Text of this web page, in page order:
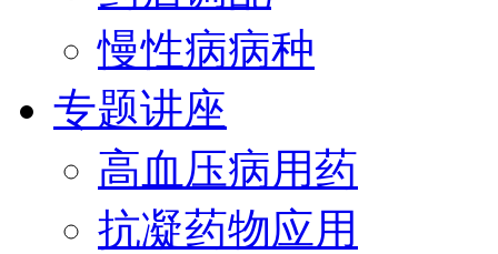
慢性病病种
专题讲座
高血压病用药
抗凝药物应用